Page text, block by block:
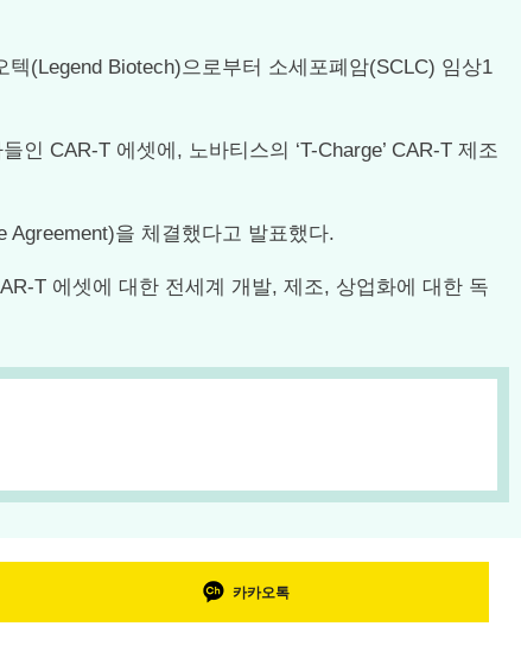
(Legend Biotech)으로부터 소세포폐암(SCLC) 임상1
CAR-T 에셋에, 노바티스의 ‘T-Charge’ CAR-T 제조
을 체결했다고 발표했다.
T 에셋에 대한 전세계 개발, 제조, 상업화에 대한 독
카카오톡